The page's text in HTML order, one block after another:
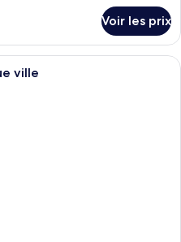
Voir les prix
Une chambre d’hôtel avec deux
ville